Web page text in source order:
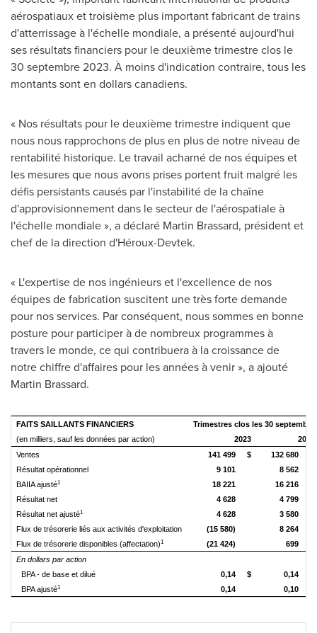
aérospatiaux et troisième plus important fabricant de trains
d'atterrissage à l'échelle mondiale, a présenté aujourd'hui
ses résultats financiers pour le deuxième trimestre clos le
30 septembre 2023. À moins d'indication contraire, tous les
montants sont en dollars canadiens.
« Nos résultats pour le deuxième trimestre indiquent que
nous nous rapprochons de plus en plus de notre niveau de
rentabilité historique. Le travail acharné de nos équipes et
les mesures que nous avons prises portent fruit malgré les
défis persistants causés par l'instabilité de la chaîne
d'approvisionnement dans le secteur de l'aérospatiale à
l'échelle mondiale », a déclaré Martin Brassard, président et
chef de la direction d'Héroux-Devtek.
« L'expertise de nos ingénieurs et l'excellence de nos
équipes de fabrication suscitent une très forte demande
pour nos services. Par conséquent, nous sommes en bonne
posture pour participer à de nombreux programmes à
travers le monde, ce qui contribuera à la croissance de
notre chiffre d'affaires pour les années à venir », a ajouté
Martin Brassard.
FAITS SAILLANTS FINANCIERS
Trimestres clos les 30 septembre
(en milliers, sauf les données par action)
2023
2022
Ventes
141 499 $ 132 680
Résultat opérationnel
9 101
8 562
BAIIA ajusté1 18 221
16 216
Résultat net
4 628
4 799
Résultat net ajusté1 4 628
3 580
Flux de trésorerie liés aux activités d'exploitation
(15 580)
8 264
Flux de trésorerie disponibles (affectation)1 (21 424)
699
En dollars par action
BPA - de base et dilué
0,14 $ 0,14
BPA ajusté1 0,14 0,10